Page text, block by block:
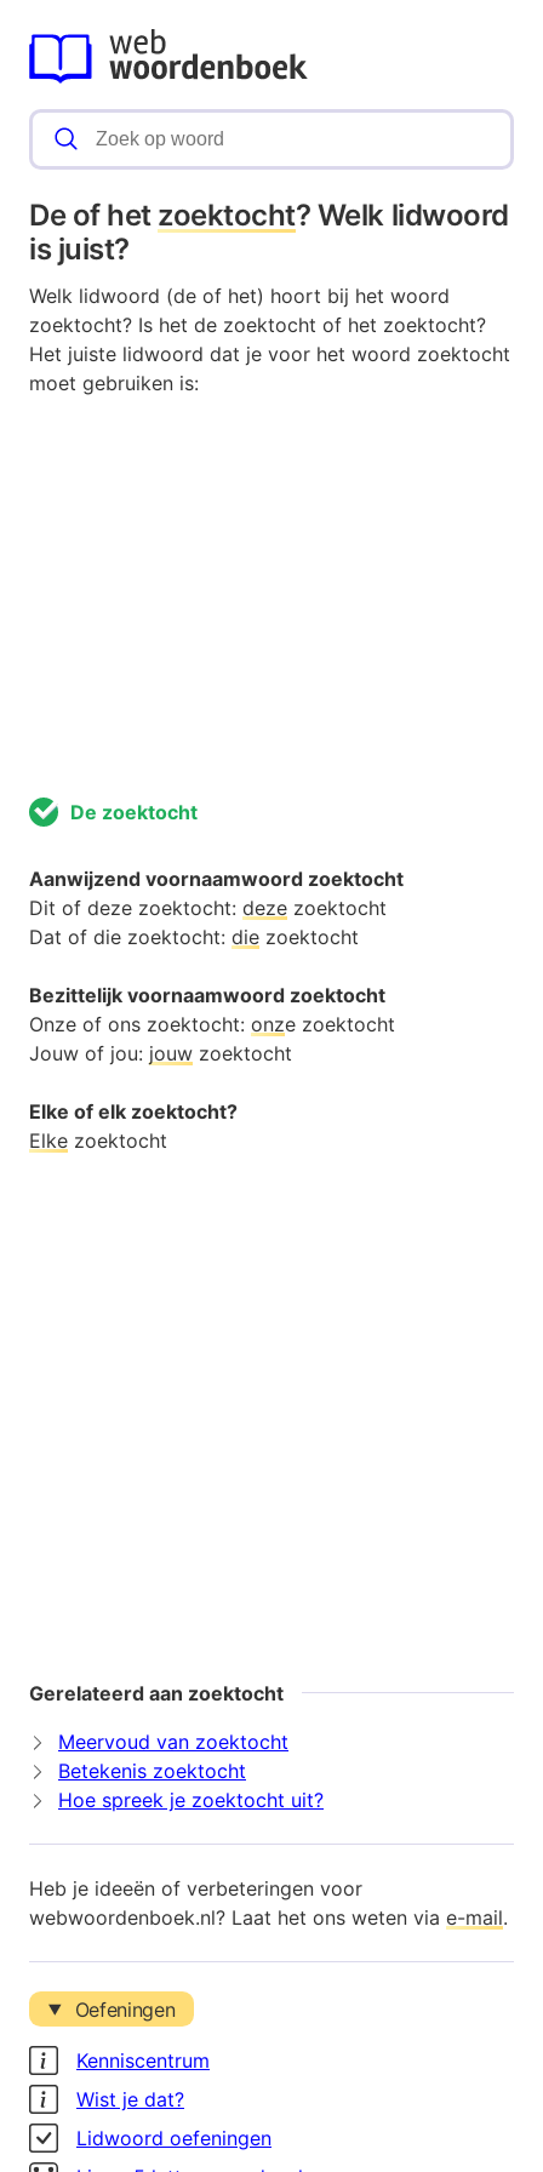
De of het zoektocht? Welk lidwoord
is juist?
Welk lidwoord (de of het) hoort bij het woord
zoektocht? Is het de zoektocht of het zoektocht?
Het juiste lidwoord dat je voor het woord zoektocht
moet gebruiken is:
De zoektocht
Aanwijzend voornaamwoord zoektocht
Dit of deze zoektocht: deze zoektocht
Dat of die zoektocht: die zoektocht
Bezittelijk voornaamwoord zoektocht
Onze of ons zoektocht: onze zoektocht
Jouw of jou: jouw zoektocht
Elke of elk zoektocht?
Elke zoektocht
Gerelateerd aan zoektocht
Meervoud van zoektocht
Betekenis zoektocht
Hoe spreek je zoektocht uit?
Heb je ideeën of verbeteringen voor
webwoordenboek.nl? Laat het ons weten via e-mail.
Oefeningen
Kenniscentrum
Wist je dat?
Lidwoord oefeningen